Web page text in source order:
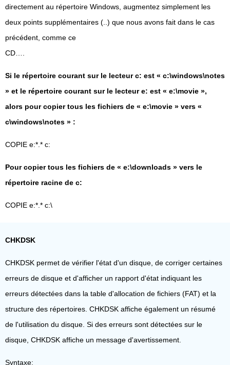
directement au répertoire Windows, augmentez simplement les
deux points supplémentaires (..) que nous avons fait dans le cas
précédent, comme ce
CD….
Si le répertoire courant sur le lecteur c: est « c:\windows\notes
» et le répertoire courant sur le lecteur e: est « e:\movie »,
alors pour copier tous les fichiers de « e:\movie » vers «
c\windows\notes » :
COPIE e:*.* c:
Pour copier tous les fichiers de « e:\downloads » vers le
répertoire racine de c:
COPIE e:*.* c:\
CHKDSK
CHKDSK permet de vérifier l'état d'un disque, de corriger certaines
erreurs de disque et d'afficher un rapport d'état indiquant les
erreurs détectées dans la table d'allocation de fichiers (FAT) et la
structure des répertoires. CHKDSK affiche également un résumé
de l'utilisation du disque. Si des erreurs sont détectées sur le
disque, CHKDSK affiche un message d'avertissement.
Syntaxe: